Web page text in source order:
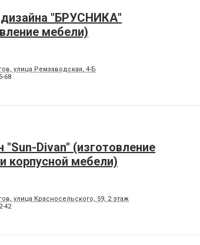
"БРУСНИКА"
мебели)
улица Ремзаводская, 4-Б
68
"Sun-Divan" (изготовление
корпусной мебели)
улица Красносельского, 59, 2 этаж
42